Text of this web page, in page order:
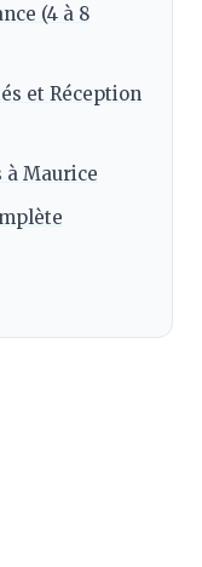
(4 à 8
et Réception
Maurice